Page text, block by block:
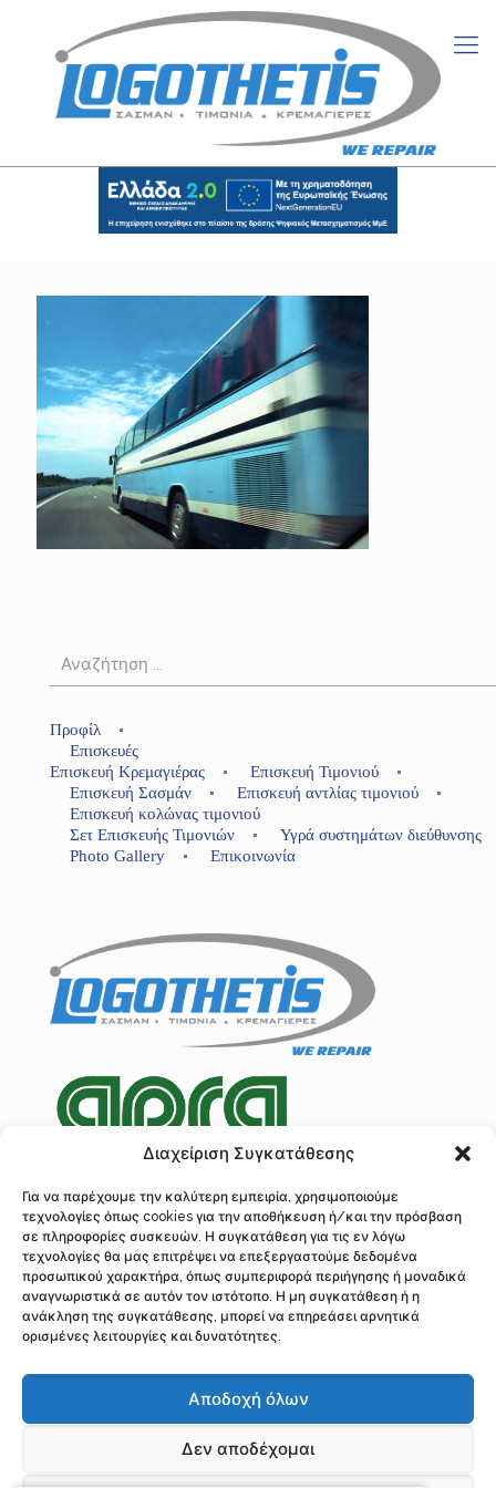
Διαχείριση Συγκατάθεσης
Για να παρέχουμε την καλύτερη εμπειρία, χρησιμοποιούμε
τεχνολογίες όπως cookies για την αποθήκευση ή/και την πρόσβαση
σε πληροφορίες συσκευών. Η συγκατάθεση για τις εν λόγω
τεχνολογίες θα μας επιτρέψει να επεξεργαστούμε δεδομένα
προσωπικού χαρακτήρα, όπως συμπεριφορά περιήγησης ή μοναδικά
αναγνωριστικά σε αυτόν τον ιστότοπο. Η μη συγκατάθεση ή η
ανάκληση της συγκατάθεσης, μπορεί να επηρεάσει αρνητικά
ορισμένες λειτουργίες και δυνατότητες.
Αποδοχή όλων
Δεν αποδέχομαι
Προφίλ
Επισκευές
Επισκευή Κρεμαγιέρας
Επισκευή Τιμονιού
Επισκευή Σασμάν
Επισκευή αντλίας τιμονιού
Επισκευή κολώνας τιμονιού
Σετ Επισκευής Τιμονιών
Υγρά συστημάτων διεύθυνσης
Photo Gallery
Επικοινωνία
Πολιτική Προστασίας Δεδομένων
Ανάλυση Cookies
Τηλ.: 210 34 22 310, 210 5243281 Fax: 210 52 29 726 | Υποκατάστημα
Διεύθυνση: Φρανκλίνου Ρούσβελτ 138 Δ, Τ.Κ. 3045, Λεμεσός Κύπρος
Τηλέφωνο: 0035799386494 Email: if.logothetis@gmail.com,